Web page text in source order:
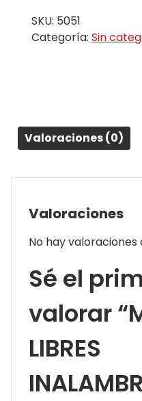
SKU: 5051
Categoría: Sin
Valoraciones (0)
Valoraciones
No hay valoraciones
Sé el
valorar
LIBRES